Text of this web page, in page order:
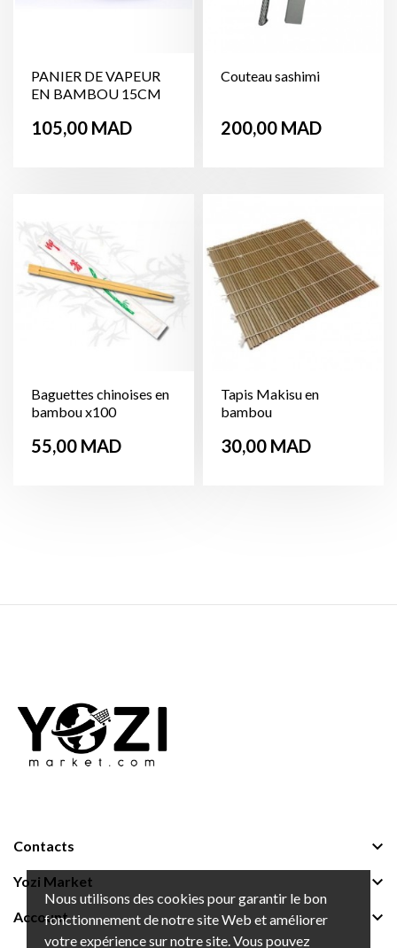
Nous utilisons des cookies pour garantir le bon
fonctionnement de notre site Web et améliorer
votre expérience sur notre site. Vous pouvez
PANIER DE VAPEUR
EN BAMBOU 15CM
Prix
105,00 MAD
Couteau sashimi
Prix
200,00 MAD
Baguettes chinoises en
bambou x100
Prix
55,00 MAD
Tapis Makisu en
bambou
Prix
30,00 MAD
Contacts 
Yozi Market 
Account 